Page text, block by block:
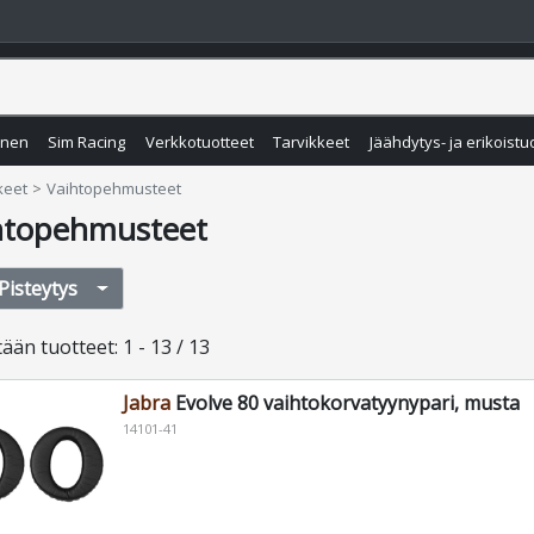
Sim Racing Verkkotuotteet Tarvikkeet Jäähdytys- ja
Vaihtopehmusteet
Pisteytys
tuotteet: 1 - 13 / 13
JabraEvolve 80 vaihtokorvatyynypari, musta
14101-41